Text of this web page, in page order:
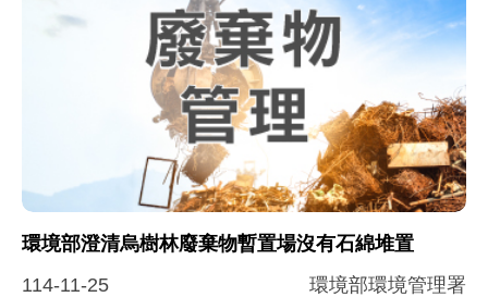
環境部澄清烏樹林廢棄物暫置場沒有石綿堆置
114-11-25
環境部環境管理署